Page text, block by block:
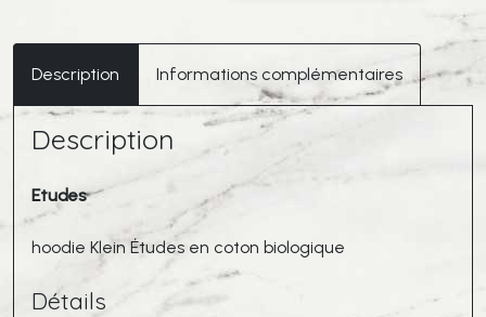
Hoodie
Klein
Pigeon
Description Informations complémentaires
Description
Etudes
hoodie Klein Études en coton biologique
Détails